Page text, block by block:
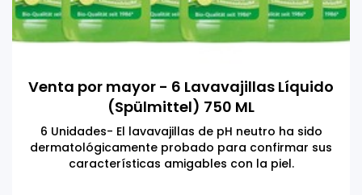
Venta por mayor - 6 Lavavajillas Líquido
(Spülmittel) 750 ML
6 Unidades- El lavavajillas de pH neutro ha sido
dermatológicamente probado para confirmar sus
características amigables con la piel.